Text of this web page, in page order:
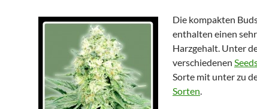
Die kompakten
enthalten einen
Harzgehalt. Unter
verschiedenen
Sorte mit unter zu
Sorten.